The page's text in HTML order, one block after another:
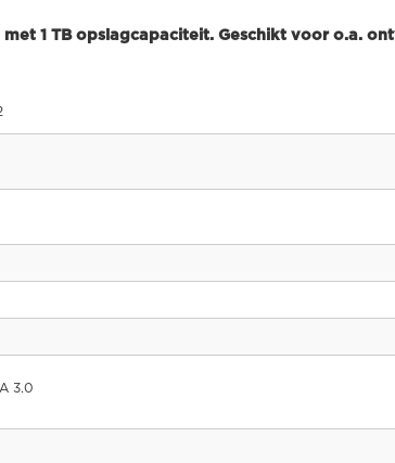
1 TB opslagcapaciteit. Geschikt voor o.a.
3.0